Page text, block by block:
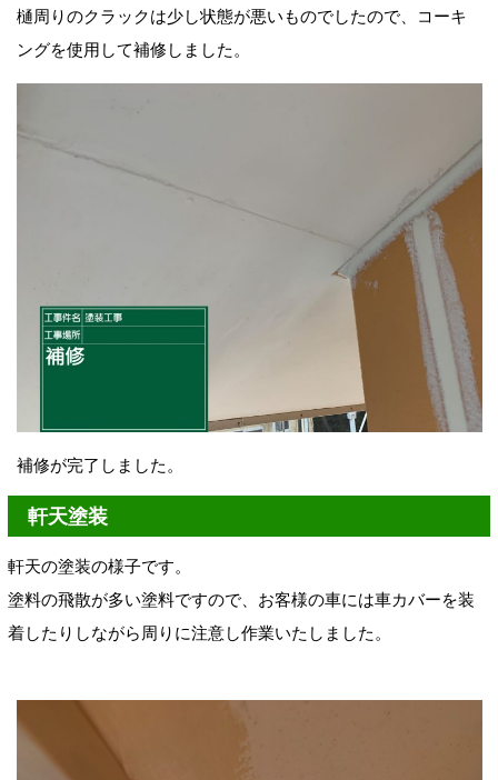
樋周りのクラックは少し状態が悪いものでしたので、コーキ
ングを使用して補修しました。
補修が完了しました。
軒天塗装
軒天の塗装の様子です。
塗料の飛散が多い塗料ですので、お客様の車には車カバーを装
着したりしながら周りに注意し作業いたしました。